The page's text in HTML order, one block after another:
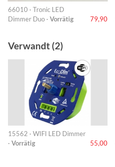
66010 · Tronic LED
Dimmer Duo · Vorrätig 79,90
Verwandt (2)
15562 · WIFI LED Dimmer
· Vorrätig 55,00